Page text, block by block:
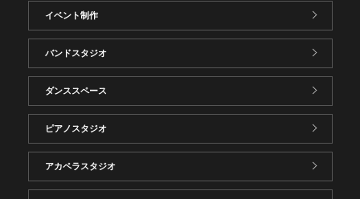
イベント制作
バンドスタジオ
ダンススペース
ピアノスタジオ
アカペラスタジオ